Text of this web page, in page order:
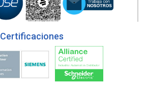
Certificaciones